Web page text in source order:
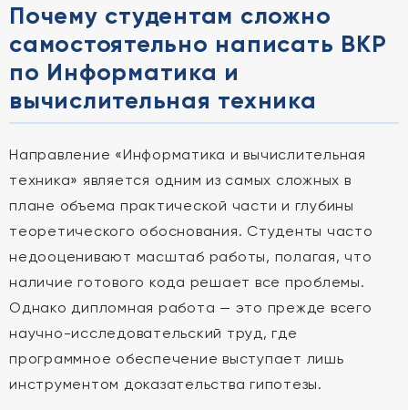
Почему студентам сложно
самостоятельно написать ВКР
по Информатика и
вычислительная техника
Направление «Информатика и вычислительная
техника» является одним из самых сложных в
плане объема практической части и глубины
теоретического обоснования. Студенты часто
недооценивают масштаб работы, полагая, что
наличие готового кода решает все проблемы.
Однако дипломная работа — это прежде всего
научно-исследовательский труд, где
программное обеспечение выступает лишь
инструментом доказательства гипотезы.